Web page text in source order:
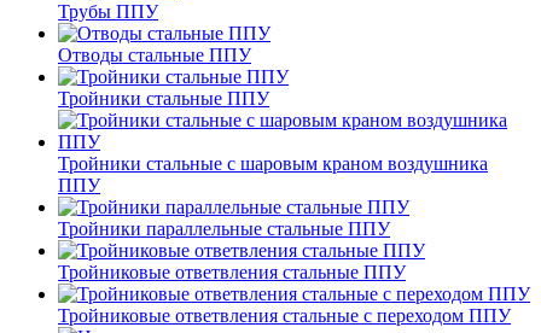
Трубы ППУ
Отводы стальные ППУ
Тройники стальные ППУ
Тройники стальные с шаровым краном воздушника
ППУ
Тройники параллельные стальные ППУ
Тройниковые ответвления стальные ППУ
Тройниковые ответвления стальные с переходом ППУ